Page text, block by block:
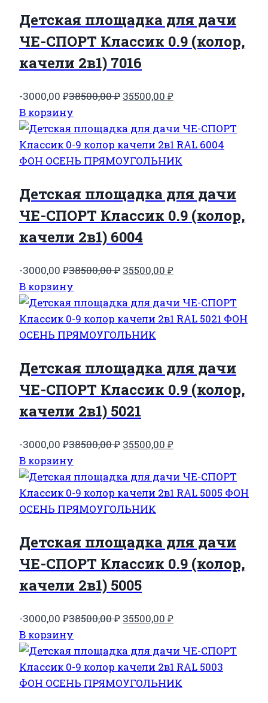
Детская площадка для дачи
ЧЕ-СПОРТ Классик 0.9 (колор,
качели 2в1) 7016
-3000,00 ₽38500,00₽ Первоначальная
составляла
38500,00 ₽.
35500,00 ₽Текущая
35500,00 ₽.
В корзину
Детская площадка для дачи
ЧЕ-СПОРТ Классик 0.9 (колор,
качели 2в1) 6004
-3000,00 ₽38500,00₽ Первоначальная
составляла
38500,00 ₽.
35500,00 ₽Текущая
35500,00 ₽.
В корзину
Детская площадка для дачи
ЧЕ-СПОРТ Классик 0.9 (колор,
качели 2в1) 5021
-3000,00 ₽38500,00₽ Первоначальная
составляла
38500,00 ₽.
35500,00 ₽Текущая
35500,00 ₽.
В корзину
Детская площадка для дачи
ЧЕ-СПОРТ Классик 0.9 (колор,
качели 2в1) 5005
-3000,00 ₽38500,00₽ Первоначальная
составляла
38500,00 ₽.
35500,00 ₽Текущая
35500,00 ₽.
В корзину